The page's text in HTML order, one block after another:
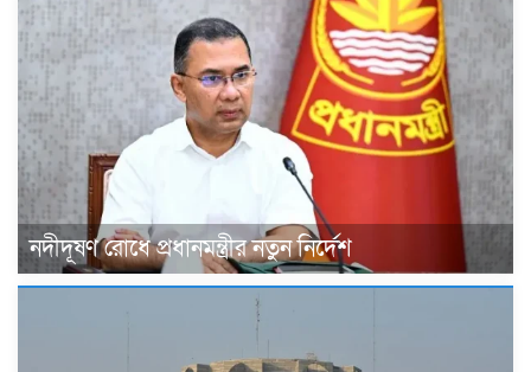
নদীদূষণ রোধে প্রধানমন্ত্রীর নতুন নির্দেশ